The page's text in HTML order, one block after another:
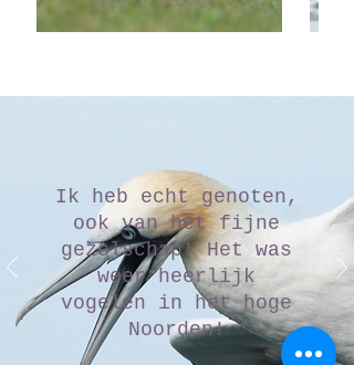
Ik heb echt genoten,
ook van het fijne
gezelschap! Het was
weer heerlijk
vogelen in het hoge
Noorden!